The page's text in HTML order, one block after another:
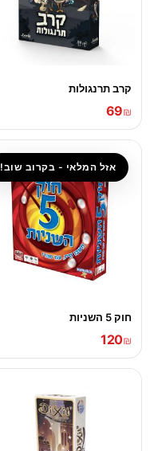
קרב תרנגולות
₪
69
אזל המלאי - בקרוב שוב!
חוק 5 השניות
₪
120